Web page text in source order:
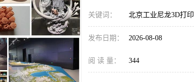
关键词： 北京工业尼龙3D打印
发布日期： 2026-08-08
阅 读 量： 344